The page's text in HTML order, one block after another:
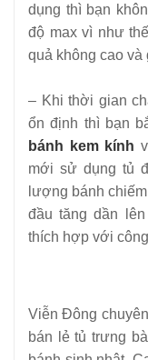
dụng thì bạn
độ max vì như
quả không cao và
– Khi thời gian
ổn định thì bạn
bánh kem kính
mới sử dụng tủ
lượng bánh
đầu tăng dần
thích hợp với
Viễn Đông
bán lẻ tủ trưng